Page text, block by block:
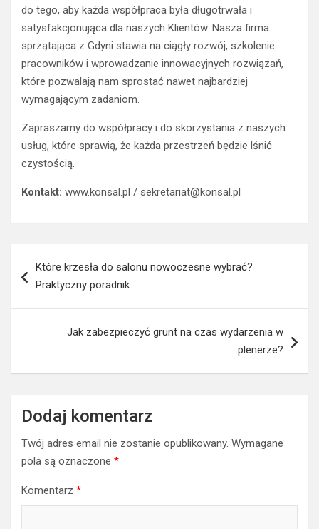
do tego, aby każda współpraca była długotrwała i
satysfakcjonująca dla naszych Klientów. Nasza firma
sprzątająca z Gdyni stawia na ciągły rozwój, szkolenie
pracowników i wprowadzanie innowacyjnych rozwiązań,
które pozwalają nam sprostać nawet najbardziej
wymagającym zadaniom.
Zapraszamy do współpracy i do skorzystania z naszych
usług, które sprawią, że każda przestrzeń będzie lśnić
czystością.
Kontakt: www.konsal.pl / sekretariat@konsal.pl
wpisu
Które krzesła do salonu nowoczesne wybrać?
Praktyczny poradnik
Jak zabezpieczyć grunt na czas wydarzenia w
plenerze?
Dodaj komentarz
Twój adres email nie zostanie opublikowany. Wymagane
pola są oznaczone *
Komentarz *